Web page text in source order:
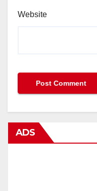
Website
ADS